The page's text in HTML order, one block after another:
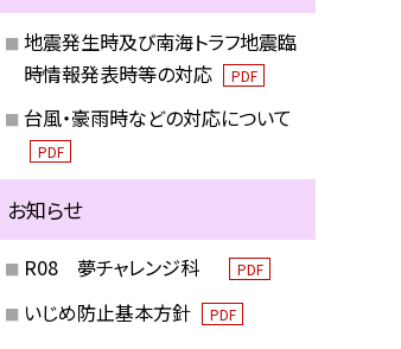
地震発生時及び南海トラフ地震臨
時情報発表時等の対応
PDF
台風・豪雨時などの対応について
PDF
お知らせ
R08 夢チャレンジ科 PDF
いじめ防止基本方針 PDF